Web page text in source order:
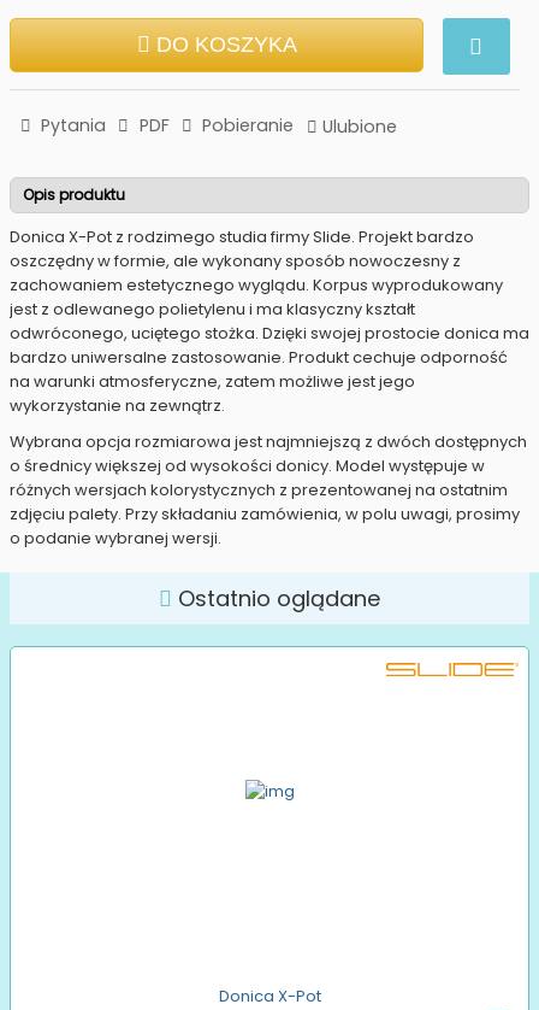
DO KOSZYKA
Pytania PDF Pobieranie Ulubione
Opis produktu
Donica X-Pot z rodzimego studia firmy Slide. Projekt bardzo
oszczędny w formie, ale wykonany sposób nowoczesny z
zachowaniem estetycznego wyglądu. Korpus wyprodukowany
jest z odlewanego polietylenu i ma klasyczny kształt
odwróconego, uciętego stożka. Dzięki swojej prostocie donica ma
bardzo uniwersalne zastosowanie. Produkt cechuje odporność
na warunki atmosferyczne, zatem możliwe jest jego
wykorzystanie na zewnątrz.
Wybrana opcja rozmiarowa jest najmniejszą z dwóch dostępnych
o średnicy większej od wysokości donicy. Model występuje w
różnych wersjach kolorystycznych z prezentowanej na ostatnim
zdjęciu palety. Przy składaniu zamówienia, w polu uwagi, prosimy
o podanie wybranej wersji.
Ostatnio oglądane
Donica X-Pot